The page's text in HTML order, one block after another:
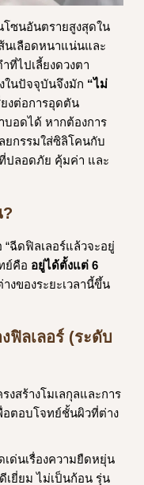
โซนอันตรายสูงสุดใน
นเลือดหนาแน่นและ
ที่ไปเลี้ยงดวงตา
ในปัจจุบันจึงมัก “ไม่
งต่อการอุดตัน
บอดได้ หากต้องการ
ยกรรมใส่ซิลิโคนกับ
ปลอดภัย คุ้มค่า และ
ฉีดฟิลเลอร์แล้วจะอยู่
ย์คือ อยู่ได้ตั้งแต่ 6
งของระยะเวลานี้ขึ้น
ฟิลเลอร์ (ระดับ
สร้างโมเลกุลและการ
อตอบโจทย์ชั้นผิวที่ต่าง
เด่นเรื่องความยืดหยุ่น
เยี่ยม ไม่เป็นก้อน รุ่น